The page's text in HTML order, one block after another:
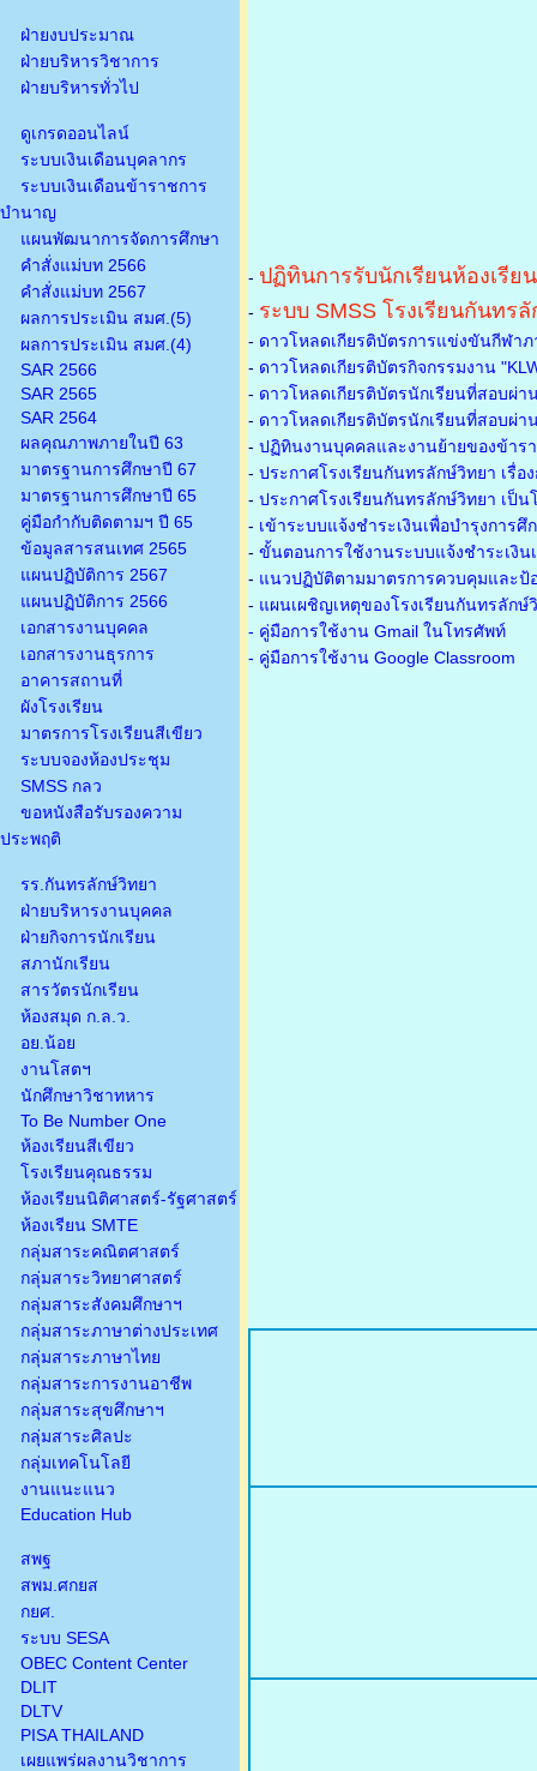
ฝ่ายงบประมาณ
ฝ่ายบริหารวิชาการ
ฝ่ายบริหารทั่วไป
ดูเกรดออนไลน์
ระบบเงินเดือนบุคลากร
ระบบเงินเดือนข้าราชการ
บำนาญ
แผนพัฒนาการจัดการศึกษา
คำสั่งแม่บท 2566
คำสั่งแม่บท 2567
ผลการประเมิน สมศ.(5)
ผลการประเมิน สมศ.(4)
SAR 2566
SAR 2565
SAR 2564
ผลคุณภาพภายในปี 63
มาตรฐานการศึกษาปี 67
มาตรฐานการศึกษาปี 65
คู่มือกำกับติดตามฯ ปี 65
ข้อมูลสารสนเทศ 2565
แผนปฏิบัติการ 2567
แผนปฏิบัติการ 2566
เอกสารงานบุคคล
เอกสารงานธุรการ
อาคารสถานที่
ผังโรงเรียน
มาตรการโรงเรียนสีเขียว
ระบบจองห้องประชุม
SMSS กลว
ขอหนังสือรับรองความ
ประพฤติ
รร.กันทรลักษ์วิทยา
ฝ่ายบริหารงานบุคคล
ฝ่ายกิจการนักเรียน
สภานักเรียน
สารวัตรนักเรียน
ห้องสมุด ก.ล.ว.
อย.น้อย
งานโสตฯ
นักศึกษาวิชาทหาร
To Be Number One
ห้องเรียนสีเขียว
โรงเรียนคุณธรรม
ห้องเรียนนิติศาสตร์-รัฐศาสตร์
ห้องเรียน SMTE
กลุ่มสาระคณิตศาสตร์
กลุ่มสาระวิทยาศาสตร์
กลุ่มสาระสังคมศึกษาฯ
กลุ่มสาระภาษาต่างประเทศ
กลุ่มสาระภาษาไทย
กลุ่มสาระการงานอาชีพ
กลุ่มสาระสุขศึกษาฯ
กลุ่มสาระศิลปะ
กลุ่มเทคโนโลยี
งานแนะแนว
Education Hub
สพฐ
สพม.ศกยส
กยศ.
ระบบ SESA
OBEC Content Center
DLIT
DLTV
PISA THAILAND
เผยแพร่ผลงานวิชาการ
- ปฏิทินการรับนักเรียนห้องเรีย
- ระบบ SMSS โรงเรียนกันทร
- ดาวโหลดเกียรติบัตรการแข่งขันกีฬา
- ดาวโหลดเกียรติบัตรกิจกรรมงาน
- ดาวโหลดเกียรติบัตรนักเรียนที่สอบผ่
- ดาวโหลดเกียรติบัตรนักเรียนที่สอบผ่
- ปฏิทินงานบุคคลและงานย้ายของข้าร
- ประกาศโรงเรียนกันทรลักษ์วิทยา เรื่
- ประกาศโรงเรียนกันทรลักษ์วิทยา เป็
- เข้าระบบแจ้งชำระเงินเพื่อบำรุงการศึ
- ขั้นตอนการใช้งานระบบแจ้งชำระเงิน
- แนวปฏิบัติตามมาตรการควบคุมและป้
- แผนเผชิญเหตุของโรงเรียนกันทรลัก
- คู่มือการใช้งาน Gmail ในโทรศัพท์
- คู่มือการใช้งาน Google Classroom